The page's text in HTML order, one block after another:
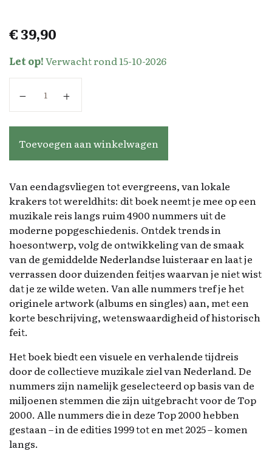
€39,90
Let op!Verwacht rond 15-10-2026
Toevoegen aan winkelwagen
Van eendagsvliegen tot evergreens, van lokale
krakers tot wereldhits: dit boek neemt je mee op een
muzikale reis langs ruim 4900 nummers uit de
moderne popgeschiedenis. Ontdek trends in
hoesontwerp, volg de ontwikkeling van de smaak
van de gemiddelde Nederlandse luisteraar en laat je
verrassen door duizenden feitjes waarvan je niet wist
dat je ze wilde weten. Van alle nummers tref je het
originele artwork (albums en singles) aan, met een
korte beschrijving, wetenswaardigheid of historisch
feit.
Het boek biedt een visuele en verhalende tijdreis
door de collectieve muzikale ziel van Nederland. De
nummers zijn namelijk geselecteerd op basis van de
miljoenen stemmen die zijn uitgebracht voor de Top
2000. Alle nummers die in deze Top 2000 hebben
gestaan – in de edities 1999 tot en met 2025 – komen
langs.